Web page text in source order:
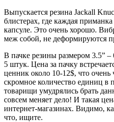
Выпускается резина Jackall
блистерах, где каждая
капсуле. Это очень хорошо.
меж собой, не деформируются
В пачке резины размером 3.5”
5 штук. Цена за пачку
ценник около 10-12$, что очень
скромное количество единиц в
товарищи умудрялись брать
совсем меняет дело! И такая
интернет-магазинах. Видимо,
что, ищите.